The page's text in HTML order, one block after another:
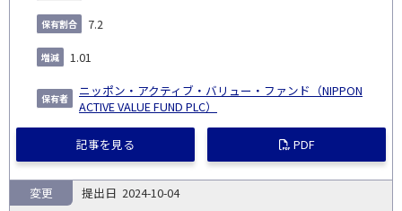
7.2
1.01
ニッポン・アクティブ・バリュー・ファンド（NIPPON
ACTIVE VALUE FUND PLC）
記事を見る PDF
2024-10-04
変更